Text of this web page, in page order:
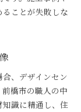
ことが失敗しな
、デザインセン
橋市の職人の中
識に精通し、住